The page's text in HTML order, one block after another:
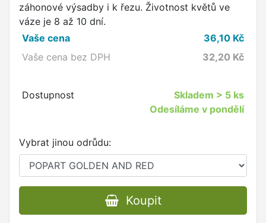
záhonové výsadby i k řezu. Životnost květů ve
váze je 8 až 10 dní.
Vaše cena
36,10 Kč
Vaše cena bez DPH
32,20 Kč
Dostupnost Skladem > 5 ks
Odesíláme v pondělí
Vybrat jinou odrůdu:
Koupit